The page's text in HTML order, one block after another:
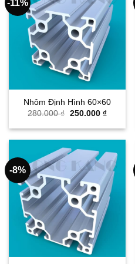
-11%
Nhôm Định Hình 60×60
280.000₫ Giá
là:
250.000 ₫Giá
tại
-8%